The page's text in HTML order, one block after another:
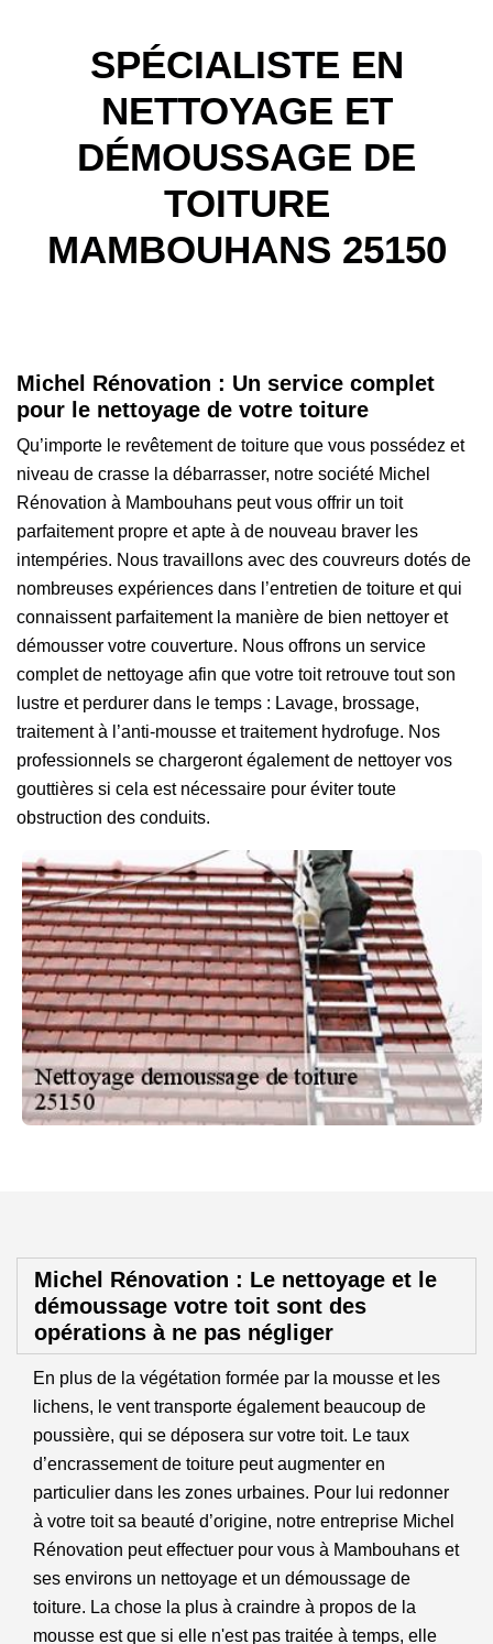
SPÉCIALISTE EN
NETTOYAGE ET
DÉMOUSSAGE DE
TOITURE
MAMBOUHANS 25150
Michel Rénovation : Un service complet
pour le nettoyage de votre toiture
Qu’importe le revêtement de toiture que vous possédez et
niveau de crasse la débarrasser, notre société Michel
Rénovation à Mambouhans peut vous offrir un toit
parfaitement propre et apte à de nouveau braver les
intempéries. Nous travaillons avec des couvreurs dotés de
nombreuses expériences dans l’entretien de toiture et qui
connaissent parfaitement la manière de bien nettoyer et
démousser votre couverture. Nous offrons un service
complet de nettoyage afin que votre toit retrouve tout son
lustre et perdurer dans le temps : Lavage, brossage,
traitement à l’anti-mousse et traitement hydrofuge. Nos
professionnels se chargeront également de nettoyer vos
gouttières si cela est nécessaire pour éviter toute
obstruction des conduits.
Michel Rénovation : Le nettoyage et le
démoussage votre toit sont des
opérations à ne pas négliger
En plus de la végétation formée par la mousse et les
lichens, le vent transporte également beaucoup de
poussière, qui se déposera sur votre toit. Le taux
d’encrassement de toiture peut augmenter en
particulier dans les zones urbaines. Pour lui redonner
à votre toit sa beauté d’origine, notre entreprise Michel
Rénovation peut effectuer pour vous à Mambouhans et
ses environs un nettoyage et un démoussage de
toiture. La chose la plus à craindre à propos de la
mousse est que si elle n'est pas traitée à temps, elle